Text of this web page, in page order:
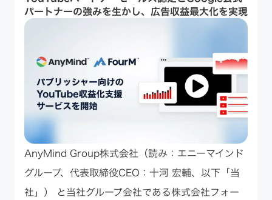
パートナーの強みを生かし、広告収益最大化を実現
AnyMind Group株式会社（読み：エニーマインド
グループ、代表取締役CEO：十河 宏輔、以下「当
社」） と当社グループ会社である株式会社フォー